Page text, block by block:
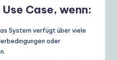
Case, wenn:
System verfügt über viele
oder